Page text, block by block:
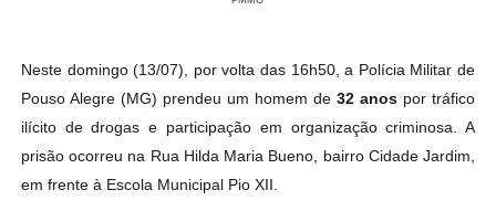
Neste domingo (13/07), por volta das 16h50, a Polícia Militar de
Pouso Alegre (MG) prendeu um homem de32 anos por tráfico
ilícito de drogas e participação em organização criminosa. A
prisão ocorreu na Rua Hilda Maria Bueno, bairro Cidade Jardim,
em frente à Escola Municipal Pio XII.